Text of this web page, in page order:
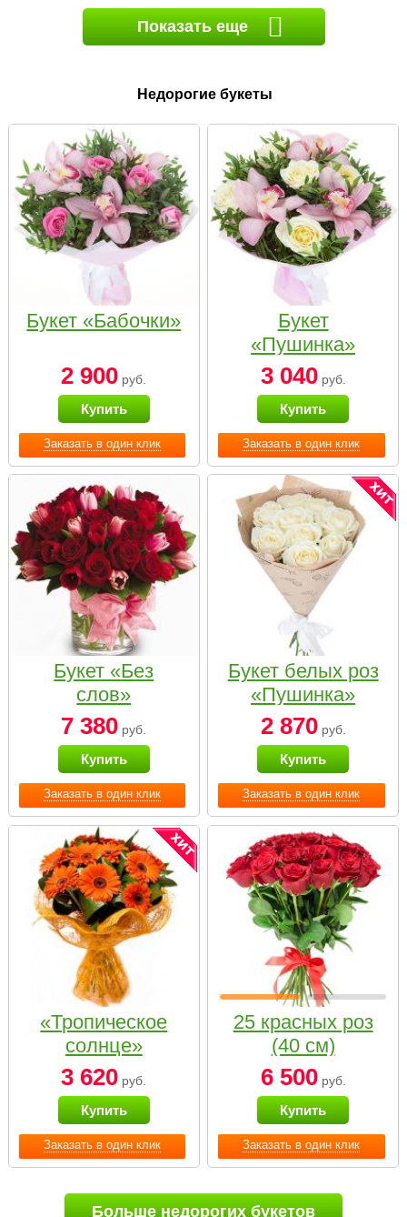
Показать еще
Недорогие букеты
Заказать в один клик
Букет «Бабочки»
2 900 руб.
Купить
Заказать в один клик
Букет
«Пушинка»
3 040руб.
Купить
Заказать в один клик
Букет «Без
слов»
7 380 руб.
Купить
Заказать в один клик
Букет белых роз
«Пушинка»
2 870руб.
Купить
Заказать в один клик
«Тропическое
солнце»
3 620 руб.
Купить
Заказать в один клик
25 красных роз
(40 см)
6 500руб.
Купить
Больше недорогих букетов